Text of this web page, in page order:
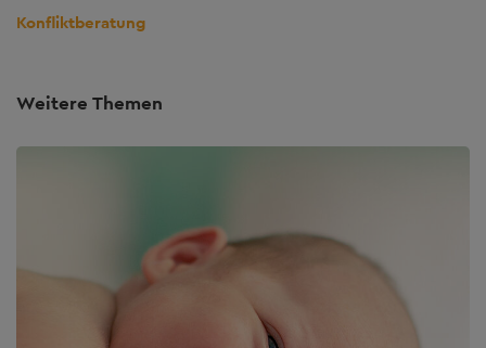
Konfliktberatung
Weitere Themen